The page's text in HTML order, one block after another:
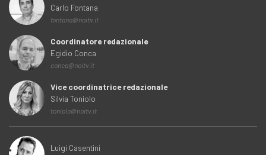
Carlo Fontana
fontana@noitv.it
Coordinatore redazionale
Egidio Conca
conca@noitv.it
Vice coordinatrice redazionale
Silvia Toniolo
toniolo@noitv.it
Luigi Casentini